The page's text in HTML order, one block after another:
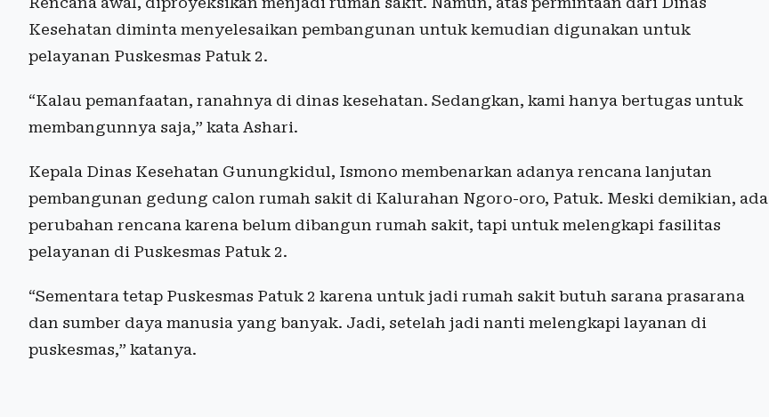
Kesehatan diminta menyelesaikan pembangunan untuk kemudian digunakan untuk
pelayanan Puskesmas Patuk 2.
“Kalau pemanfaatan, ranahnya di dinas kesehatan. Sedangkan, kami hanya bertugas untuk
membangunnya saja,” kata Ashari.
Kepala Dinas Kesehatan Gunungkidul, Ismono membenarkan adanya rencana lanjutan
pembangunan gedung calon rumah sakit di Kalurahan Ngoro-oro, Patuk. Meski demikian, ada
perubahan rencana karena belum dibangun rumah sakit, tapi untuk melengkapi fasilitas
pelayanan di Puskesmas Patuk 2.
“Sementara tetap Puskesmas Patuk 2 karena untuk jadi rumah sakit butuh sarana prasarana
dan sumber daya manusia yang banyak. Jadi, setelah jadi nanti melengkapi layanan di
puskesmas,” katanya.